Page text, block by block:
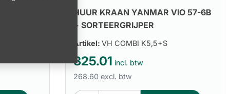
HUUR KRAAN YANMAR VIO 57-6B
+ SORTEERGRIJPER
Artikel: VH COMBI K5,5+S
325.01 incl. btw
268.60 excl. btw